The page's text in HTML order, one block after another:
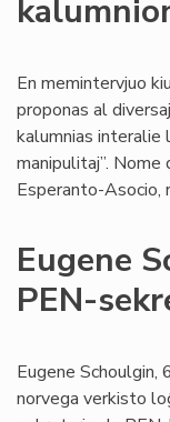
En memintervjuo
proponas al
kalumnias interalie
manipulitaj”.
Esperanto-Asocio,
Eugene
PEN-
Eugene Schoulgin,
norvega verkisto